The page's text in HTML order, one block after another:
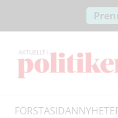
innehållet
headern
FÖRSTASIDAN